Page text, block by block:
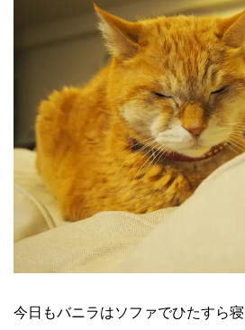
今日もバニラはソファでひたすら寝